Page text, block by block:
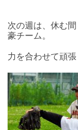
次の週は、休む
豪チーム。
力を合わせて頑張